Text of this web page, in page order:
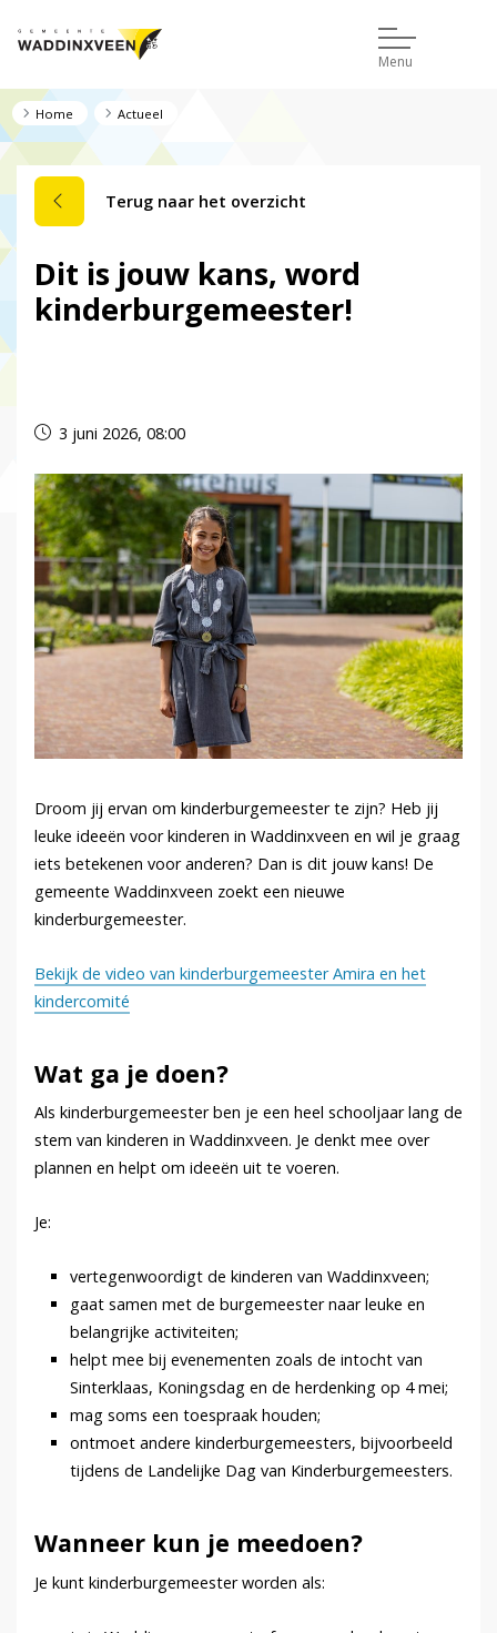
Menu
Home Actueel
Terug naar het overzicht
Dit is jouw kans, word
kinderburgemeester!
3 juni 2026, 08:00
Droom jij ervan om kinderburgemeester te zijn? Heb jij
leuke ideeën voor kinderen in Waddinxveen en wil je graag
iets betekenen voor anderen? Dan is dit jouw kans! De
gemeente Waddinxveen zoekt een nieuwe
kinderburgemeester.
Bekijk de video van kinderburgemeester Amira en het
kindercomité
Wat ga je doen?
Als kinderburgemeester ben je een heel schooljaar lang de
stem van kinderen in Waddinxveen. Je denkt mee over
plannen en helpt om ideeën uit te voeren.
Je:
vertegenwoordigt de kinderen van Waddinxveen;
gaat samen met de burgemeester naar leuke en
belangrijke activiteiten;
helpt mee bij evenementen zoals de intocht van
Sinterklaas, Koningsdag en de herdenking op 4 mei;
mag soms een toespraak houden;
ontmoet andere kinderburgemeesters, bijvoorbeeld
tijdens de Landelijke Dag van Kinderburgemeesters.
Wanneer kun je meedoen?
Je kunt kinderburgemeester worden als: